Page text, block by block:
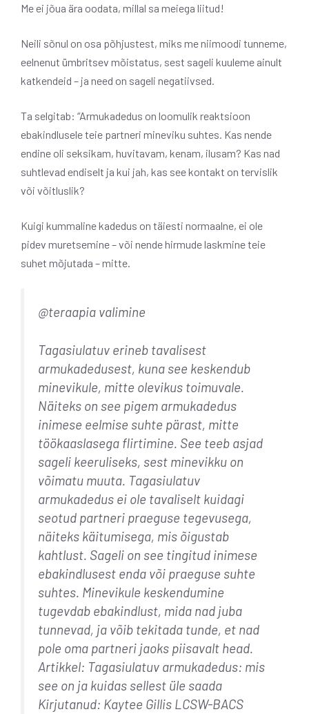
Me ei jõua ära oodata, millal sa meiega liitud!
Neili sõnul on osa põhjustest, miks me niimoodi tunneme,
eelnenut ümbritsev mõistatus, sest sageli kuuleme ainult
katkendeid – ja need on sageli negatiivsed.
Ta selgitab: “Armukadedus on loomulik reaktsioon
ebakindlusele teie partneri mineviku suhtes. Kas nende
endine oli seksikam, huvitavam, kenam, ilusam? Kas nad
suhtlevad endiselt ja kui jah, kas see kontakt on tervislik
või võitluslik?
Kuigi kummaline kadedus on täiesti normaalne, ei ole
pidev muretsemine – või nende hirmude laskmine teie
suhet mõjutada – mitte.
@teraapia valimine
Tagasiulatuv erineb tavalisest
armukadedusest, kuna see keskendub
minevikule, mitte olevikus toimuvale.
Näiteks on see pigem armukadedus
inimese eelmise suhte pärast, mitte
töökaaslasega flirtimine. See teeb asjad
sageli keeruliseks, sest minevikku on
võimatu muuta. Tagasiulatuv
armukadedus ei ole tavaliselt kuidagi
seotud partneri praeguse tegevusega,
näiteks käitumisega, mis õigustab
kahtlust. Sageli on see tingitud inimese
ebakindlusest enda või praeguse suhte
suhtes. Minevikule keskendumine
tugevdab ebakindlust, mida nad juba
tunnevad, ja võib tekitada tunde, et nad
pole oma partneri jaoks piisavalt head.
Artikkel: Tagasiulatuv armukadedus: mis
see on ja kuidas sellest üle saada
Kirjutanud: Kaytee Gillis LCSW-BACS